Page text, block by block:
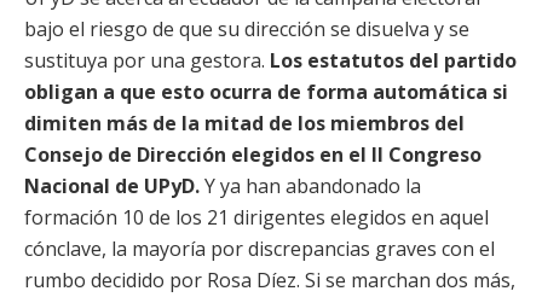
bajo el riesgo de que su dirección se disuelva y se
sustituya por una gestora. Los estatutos del partido
obligan a que esto ocurra de forma automática si
dimiten más de la mitad de los miembros del
Consejo de Dirección elegidos en el II Congreso
Nacional de UPyD.Y ya han abandonado la
formación 10 de los 21 dirigentes elegidos en aquel
cónclave, la mayoría por discrepancias graves con el
rumbo decidido por Rosa Díez. Si se marchan dos más,